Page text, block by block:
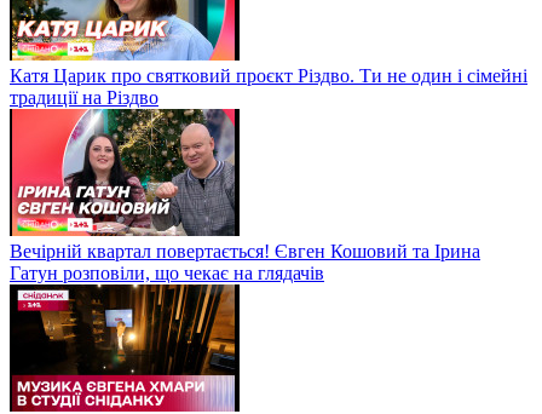
Катя Царик про святковий проєкт Різдво. Ти не один і сімейні
традиції на Різдво
Вечірній квартал повертається! Євген Кошовий та Ірина
Гатун розповіли, що чекає на глядачів